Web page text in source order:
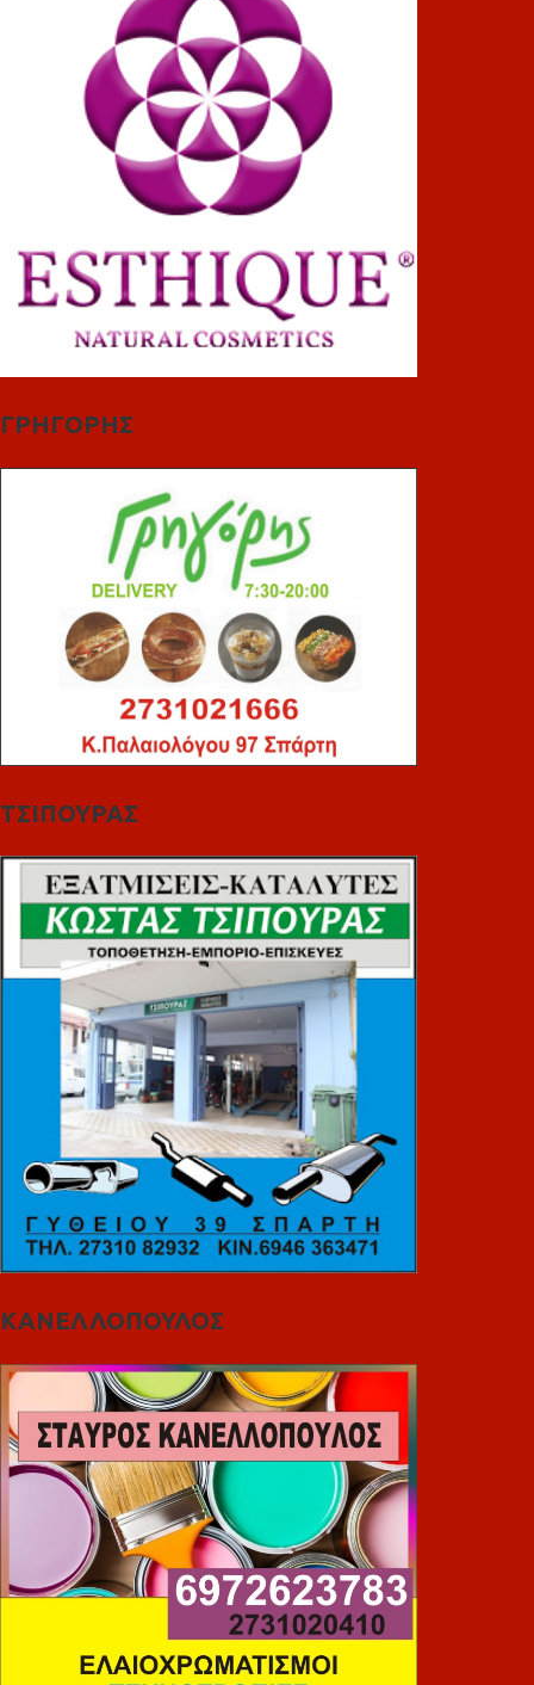
ΓΡΗΓΟΡΗΣ
ΤΣΙΠΟΥΡΑΣ
ΚΑΝΕΛΛΟΠΟΥΛΟΣ